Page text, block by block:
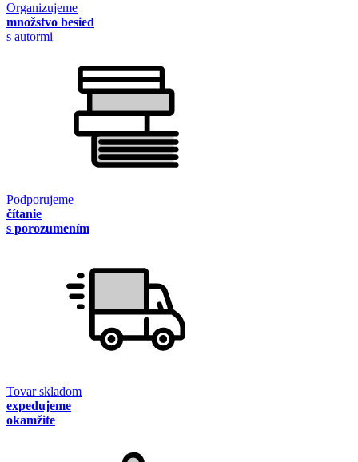
Organizujeme
množstvo besied
s autormi
Podporujeme
čítanie
s porozumením
Tovar skladom
expedujeme
okamžite